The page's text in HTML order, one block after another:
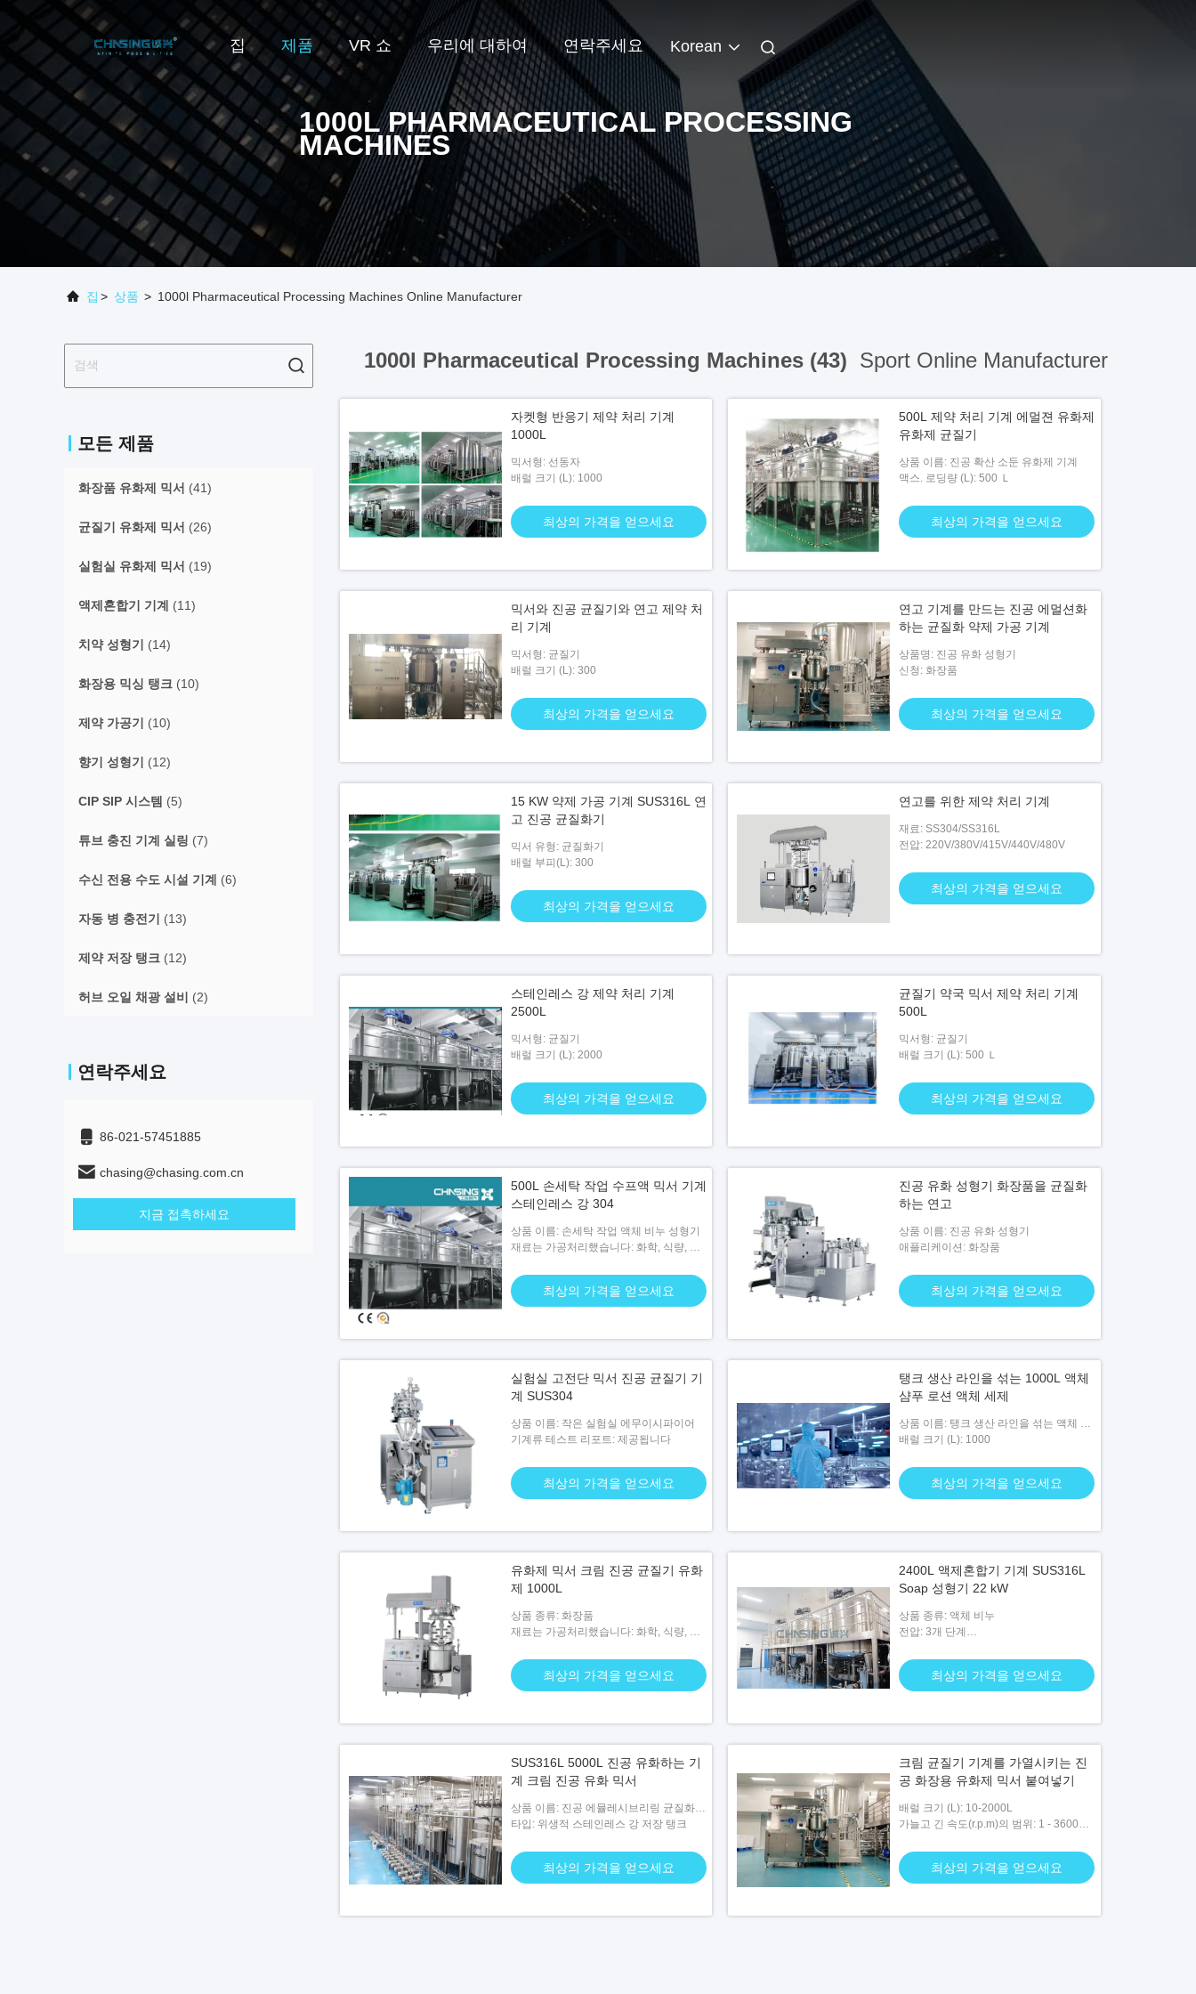
집 제품 VR 쇼 우리에 대하여 연락주세요 Korean
1000L PHARMACEUTICAL PROCESSING
MACHINES
집 > 상품 > 1000l Pharmaceutical Processing Machines Online Manufacturer
모든 제품
화장품 유화제 믹서 (41)
균질기 유화제 믹서 (26)
실험실 유화제 믹서 (19)
액제혼합기 기계 (11)
치약 성형기 (14)
화장용 믹싱 탱크 (10)
제약 가공기 (10)
향기 성형기 (12)
CIP SIP 시스템 (5)
튜브 충진 기계 실링 (7)
수신 전용 수도 시설 기계 (6)
자동 병 충전기 (13)
제약 저장 탱크 (12)
허브 오일 채광 설비 (2)
연락주세요
86-021-57451885
chasing@chasing.com.cn
지금 접촉하세요
1000l Pharmaceutical Processing Machines (43) Sport Online Manufacturer
자켓형 반응기 제약 처리 기계
1000L
믹서형: 선동자
배럴 크기 (L): 1000
최상의 가격을 얻으세요
500L 제약 처리 기계 에멀젼 유화제
유화제 균질기
상품 이름: 진공 확산 소둔 유화제 기계
맥스. 로딩량 (L): 500 Ｌ
최상의 가격을 얻으세요
믹서와 진공 균질기와 연고 제약 처
리 기계
믹서형: 균질기
배럴 크기 (L): 300
최상의 가격을 얻으세요
연고 기계를 만드는 진공 에멀션화
하는 균질화 약제 가공 기계
상품명: 진공 유화 성형기
신청: 화장품
최상의 가격을 얻으세요
15 KW 약제 가공 기계 SUS316L 연
고 진공 균질화기
믹서 유형: 균질화기
배럴 부피(L): 300
최상의 가격을 얻으세요
연고를 위한 제약 처리 기계
재료: SS304/SS316L
전압: 220V/380V/415V/440V/480V
최상의 가격을 얻으세요
스테인레스 강 제약 처리 기계
2500L
믹서형: 균질기
배럴 크기 (L): 2000
최상의 가격을 얻으세요
균질기 약국 믹서 제약 처리 기계
500L
믹서형: 균질기
배럴 크기 (L): 500 Ｌ
최상의 가격을 얻으세요
500L 손세탁 작업 수프액 믹서 기계
스테인레스 강 304
상품 이름: 손세탁 작업 액체 비누 성형기
재료는 가공처리했습니다: 화학, 식량, 의
최상의 가격을 얻으세요
진공 유화 성형기 화장품을 균질화
하는 연고
상품 이름: 진공 유화 성형기
애플리케이션: 화장품
최상의 가격을 얻으세요
실험실 고전단 믹서 진공 균질기 기
계 SUS304
상품 이름: 작은 실험실 에무이시파이어
기계류 테스트 리포트: 제공됩니다
최상의 가격을 얻으세요
탱크 생산 라인을 섞는 1000L 액체
샴푸 로션 액체 세제
상품 이름: 탱크 생산 라인을 섞는 액체 샴
푸 로션 액체 세제
배럴 크기 (L): 1000
최상의 가격을 얻으세요
유화제 믹서 크림 진공 균질기 유화
제 1000L
상품 종류: 화장품
재료는 가공처리했습니다: 화학, 식량, 의
최상의 가격을 얻으세요
2400L 액제혼합기 기계 SUS316L
Soap 성형기 22 kW
상품 종류: 액체 비누
전압: 3개 단계
최상의 가격을 얻으세요
SUS316L 5000L 진공 유화하는 기
계 크림 진공 유화 믹서
상품 이름: 진공 에뮬레시브리링 균질화
혼화기
타입: 위생적 스테인레스 강 저장 탱크
최상의 가격을 얻으세요
크림 균질기 기계를 가열시키는 진
공 화장용 유화제 믹서 붙여넣기
배럴 크기 (L): 10-2000L
가늘고 긴 속도(r.p.m)의 범위: 1 - 3600
최상의 가격을 얻으세요